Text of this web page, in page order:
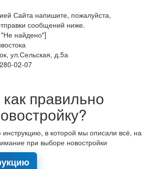
Сайта напишите, пожалуйста,
сообщений ниже.
найдено"]
ул.Сельская, д.5а
02-07
правильно
в которой мы описали всё, на
при выборе новостройки